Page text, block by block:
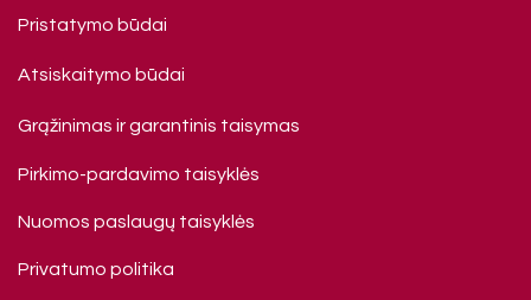
Pristatymo būdai
Atsiskaitymo būdai
Grąžinimas ir garantinis taisymas
Pirkimo-pardavimo taisyklės
Nuomos paslaugų taisyklės
Privatumo politika